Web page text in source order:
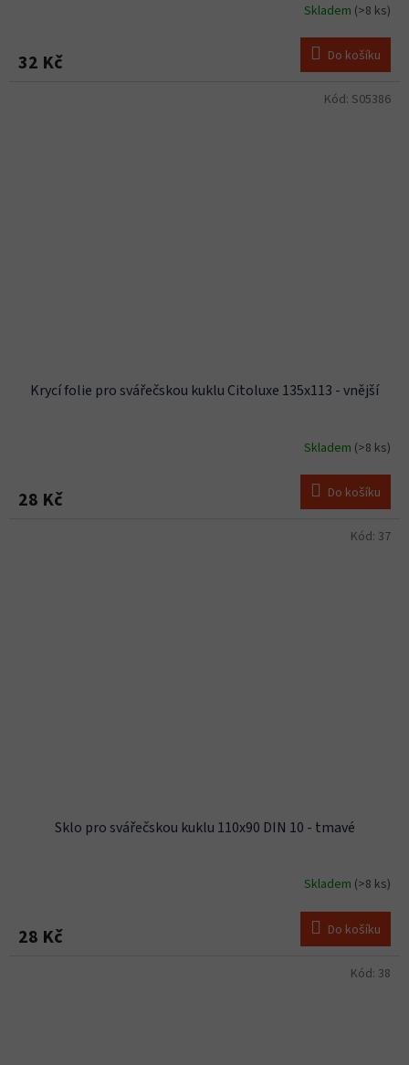
Skladem (>8 ks)
32 Kč Do košíku
Krycí folie pro svářečskou kuklu Citoluxe 135x113 - vnější
Skladem (>8 ks)
28 Kč Do košíku
Kód: S05386
Sklo pro svářečskou kuklu 110x90 DIN 10 - tmavé
Skladem (>8 ks)
28 Kč Do košíku
Kód: 37
Kód: 38